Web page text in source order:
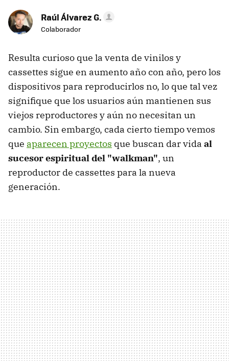
Raúl Álvarez G.
Colaborador
Resulta curioso que la venta de vinilos y
cassettes sigue en aumento año con año, pero los
dispositivos para reproducirlos no, lo que tal vez
signifique que los usuarios aún mantienen sus
viejos reproductores y aún no necesitan un
cambio. Sin embargo, cada cierto tiempo vemos
que aparecen proyectos que buscan dar vida al
sucesor espiritual del "walkman", un
reproductor de cassettes para la nueva
generación.